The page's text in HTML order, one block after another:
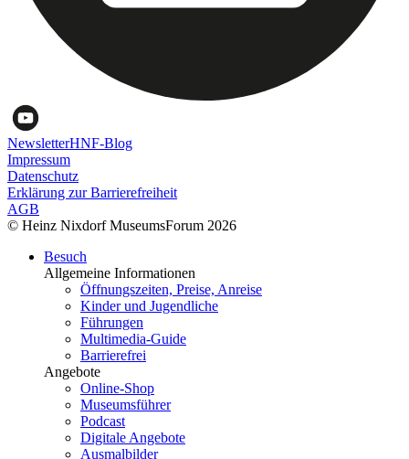
NewsletterHNF-Blog
Impressum
Datenschutz
Erklärung zur Barrierefreiheit
AGB
© Heinz Nixdorf MuseumsForum 2026
Besuch
Allgemeine Informationen
Öffnungszeiten, Preise, Anreise
Kinder und Jugendliche
Führungen
Multimedia-Guide
Barrierefrei
Angebote
Online-Shop
Museumsführer
Podcast
Digitale Angebote
Ausmalbilder